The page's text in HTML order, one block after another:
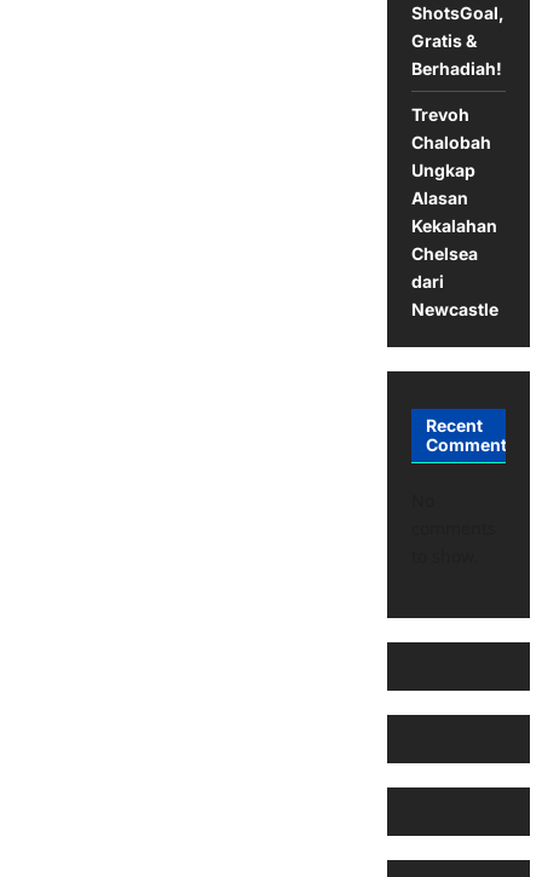
ShotsGoal,
Gratis &
Berhadiah!
Trevoh
Chalobah
Ungkap
Alasan
Kekalahan
Chelsea
dari
Newcastle
Recent
Comments